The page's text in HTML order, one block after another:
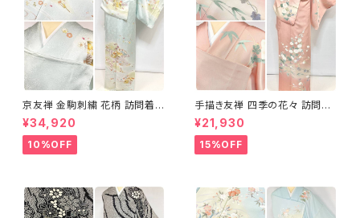
京友禅 金駒刺繍 花柄 訪問着
正絹 水色 黄緑 パステルカラー
アイスグリーン 1433
¥34,920
10%OFF
手描き友禅 四季の花々 訪問着
袷 正絹 サーモンピンク クリー
ム 白 桃花色 1434
¥21,930
15%OFF